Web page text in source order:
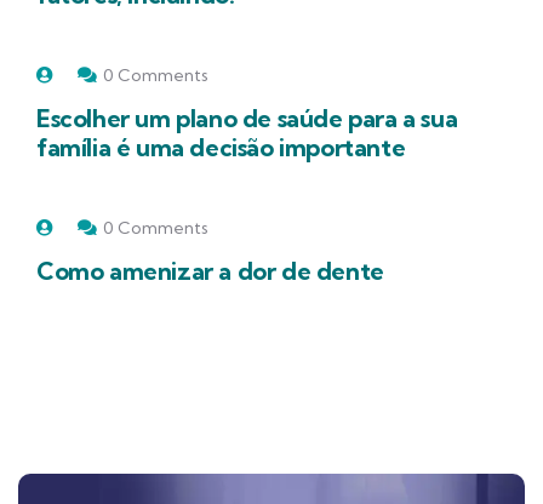
0 Comments
Escolher um plano de saúde para a sua
família é uma decisão importante
0 Comments
Como amenizar a dor de dente